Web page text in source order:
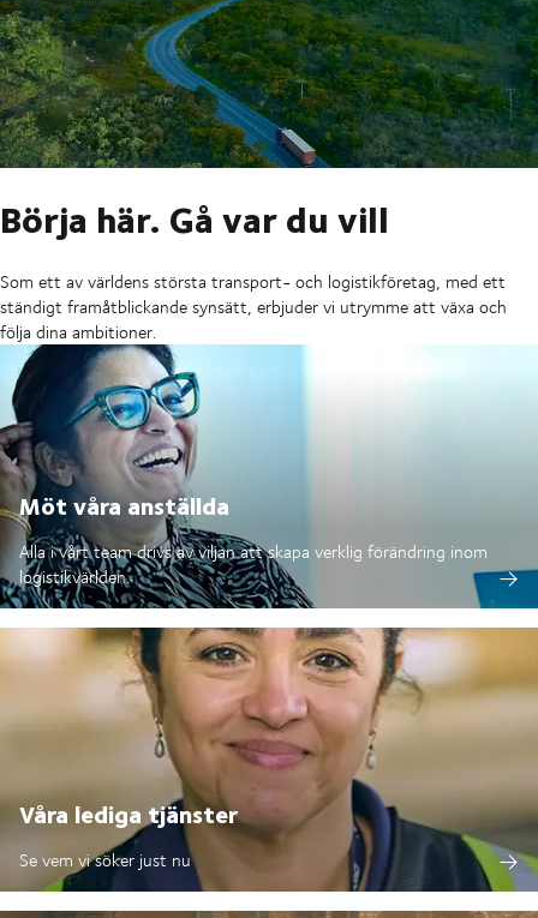
Börja här. Gå var du vill
Som ett av världens största transport- och logistikföretag, med ett
ständigt framåtblickande synsätt, erbjuder vi utrymme att växa och
följa dina ambitioner.
Möt våra anställda
Alla i vårt team drivs av viljan att skapa verklig förändring inom
logistikvärlden.
Våra lediga tjänster
Se vem vi söker just nu